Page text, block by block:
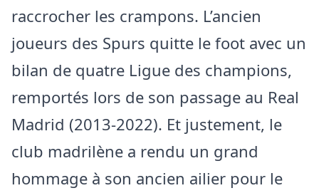
raccrocher les crampons. L’ancien
joueurs des Spurs quitte le foot avec un
bilan de quatre Ligue des champions,
remportés lors de son passage au Real
Madrid (2013-2022). Et justement, le
club madrilène a rendu un grand
hommage à son ancien ailier pour le